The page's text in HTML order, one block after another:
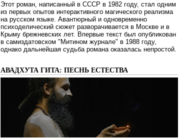
Этот роман, написанный в СССР в 1982 году, стал одним
из первых опытов интерактивного магического реализма
на русском языке. Авантюрный и одновременно
психоделический сюжет разворачивается в Москве и в
Крыму брежневских лет. Впервые текст был опубликован
в самиздатовском "Митином журнале" в 1988 году,
однако дальнейшая судьба романа оказалась непростой.
АВАДХУТА ГИТА: ПЕСНЬ ЕСТЕСТВА